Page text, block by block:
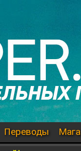
Переводы